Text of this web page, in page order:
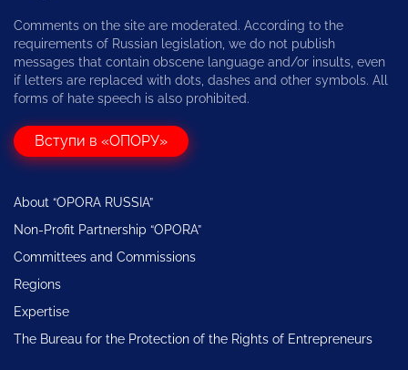
Comments on the site are moderated. According to the
requirements of Russian legislation, we do not publish
messages that contain obscene language and/or insults, even
if letters are replaced with dots, dashes and other symbols. All
forms of hate speech is also prohibited.
Вступи в «ОПОРУ»
About “OPORA RUSSIA”
Non-Profit Partnership “OPORA”
Committees and Commissions
Regions
Expertise
The Bureau for the Protection of the Rights of Entrepreneurs